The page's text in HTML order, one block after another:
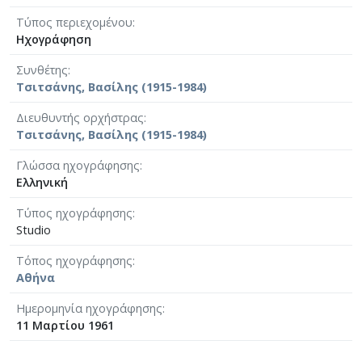
Τύπος περιεχομένου
Ηχογράφηση
Συνθέτης
Τσιτσάνης, Βασίλης (1915-1984)
Διευθυντής ορχήστρας
Τσιτσάνης, Βασίλης (1915-1984)
Γλώσσα ηχογράφησης
Ελληνική
Τύπος ηχογράφησης
Studio
Τόπος ηχογράφησης
Αθήνα
Ημερομηνία ηχογράφησης
11 Μαρτίου 1961